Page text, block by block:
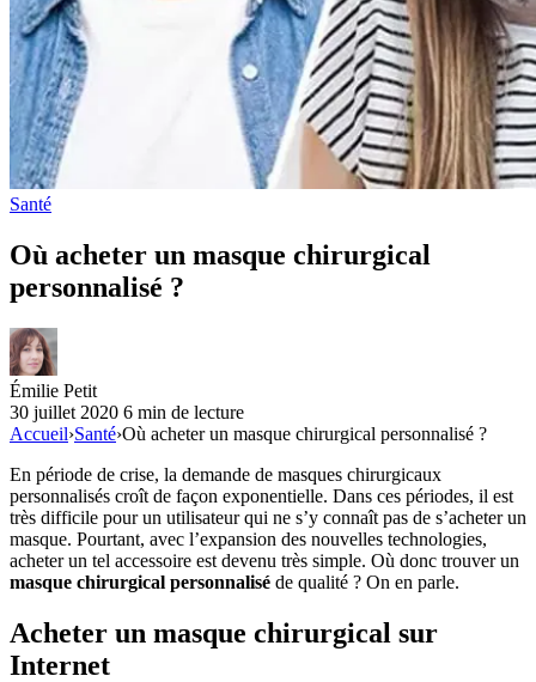
Santé
Où acheter un masque chirurgical
personnalisé ?
Émilie Petit
30 juillet 2020 6 min de lecture
Accueil›Santé›Où acheter un masque chirurgical personnalisé ?
En période de crise, la demande de masques chirurgicaux
personnalisés croît de façon exponentielle. Dans ces périodes, il est
très difficile pour un utilisateur qui ne s’y connaît pas de s’acheter un
masque. Pourtant, avec l’expansion des nouvelles technologies,
acheter un tel accessoire est devenu très simple. Où donc trouver un
masque chirurgical personnalisé de qualité ? On en parle.
Acheter un masque chirurgical sur
Internet